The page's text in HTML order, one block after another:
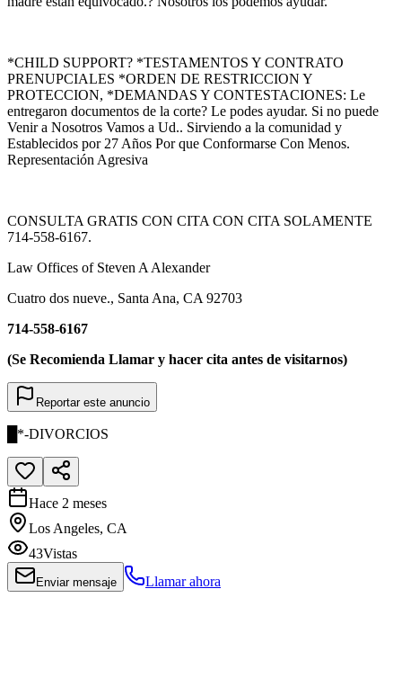
*CHILD SUPPORT? *TESTAMENTOS Y CONTRATO
PRENUPCIALES *ORDEN DE RESTRICCION Y
PROTECCION, *DEMANDAS Y CONTESTACIONES: Le
entregaron documentos de la corte? Le podes ayudar. Si no puede
Venir a Nosotros Vamos a Ud.. Sirviendo a la comunidad y
Establecidos por 27 Años Por que Conformarse Con Menos.
Representación Agresiva
CONSULTA GRATIS CON CITA CON CITA SOLAMENTE
714-558-6167.
Law Offices of Steven A Alexander
Cuatro dos nueve., Santa Ana, CA 92703
714-558-6167
(Se Recomienda Llamar y hacer cita antes de visitarnos)
Reportar este anuncio
█*-DIVORCIOS
Hace 2 meses
Los Angeles, CA
43Vistas
Enviar mensaje Llamar ahora